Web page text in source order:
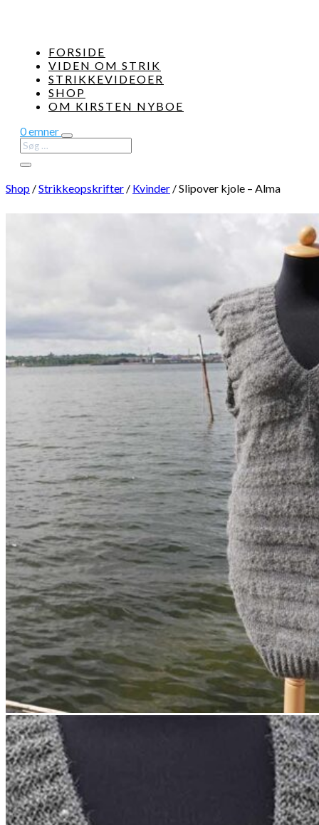
FORSIDE
VIDEN OM STRIK
STRIKKEVIDEOER
SHOP
OM KIRSTEN NYBOE
0 emner
Shop /Strikkeopskrifter / Kvinder /Slipover kjole – Alma